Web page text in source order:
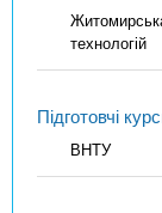
технологій
Підготовчі
ВНТУ